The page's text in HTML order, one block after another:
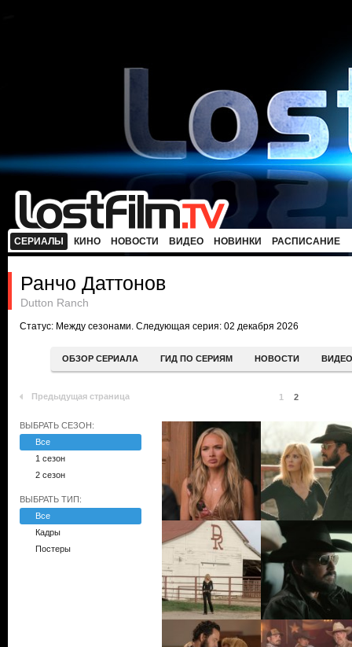
СЕРИАЛЫ КИНО НОВОСТИ ВИДЕО НОВИНКИ РАСПИСАНИЕ
Ранчо Даттонов
Dutton Ranch
Статус: Между сезонами. Следующая серия: 02 декабря 2026
ОБЗОР СЕРИАЛА ГИД ПО СЕРИЯМ НОВОСТИ ВИДЕО
Предыдущая страница 1 2
ВЫБРАТЬ СЕЗОН:
Все
1 сезон
2 сезон
ВЫБРАТЬ ТИП:
Все
Кадры
Постеры